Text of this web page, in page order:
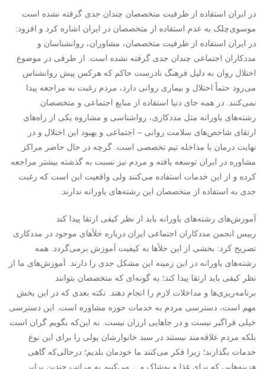
در ایران استفاده از ظرفیت متخصصان چندان جدی گرفته نشده است
موسوی‌چلک به عدم استفاده از متخصصان در ایران اشاره کرد و افزود:
در ایران استفاده از ظرفیت متخصصان، مشاوران، روانشناسان و
مددکاران اجتماعی چندان جدی گرفته نشده است. از طرفی در موضوع
اختلال روان به دلیل فرهنگ نادرست حاکم که هرکس پیش روانشناس
می‌رود حتماً اختلال و بیماری روانی دارد، مردم رغبت به مراجعه پیدا
نمی‌کنند. در همه جای دنیا استفاده از منابع اجتماعی و متخصصان
رشته‌های یاورانه مثل مددکاری، رواشناسی و مشاروه یکی از راه‌های
ارتقای شاخص‌های سلامت روانی – اجتماعی و بهبود این اختلال و در
نهایت درمان با مداخله تیم تخصصی است. گرچه در حال حاضر مراکز
مشاوره در ایران توسعه یافته و مردم نیز نسبت به گذشته بیشتر مراجعه
کرده و از این خدمات استفاده می‌کنند ولی واقعیت این است که رغبت
جدی به استفاده از متخصصان این رشته‌های یاورانه ندارند.
آموزش‌های رشته‌های یاورانه باید از نظر کیفی ارتقا پیدا کند
رییس انجمن مددکاران اجتماعی ایران درباره خلأهای موجود در مددکاری
تصریح کرد: بخشی از این خلأها به کیفیت آموزش برمی‌گردد. همه
رشته‌های یاورانه در این زمینه این مشکل جدی را دارند. آموزش‌های ما از
نظر کیفی باید ارتقا پیدا کند؛ به گونه‌ای که متخصصان بتوانند
برنامه‌ریزی‌ها و مداخلات لازم را انجام دهند. نکته بعدی که در این بخش
مهم است، دسترسی مردم به خدمات حوزه مشاوره است. این دسترسی
خیلی فراگیر نیست و در جاهایی ارزان نیست. نه این‌که بگویم گران است
بلکه مردم علاقه‌مند نیستند در سبد خانوارشان پولی را برای این نوع
خدمات بگذارند؛ زیرا فکر می‌کنند ما خودمان بلدیم؛ درحالی‌که گاهی
هزینه‌هایی که برای غذا و پوشاک و… می‌کنیم به مراتب چندین برابر